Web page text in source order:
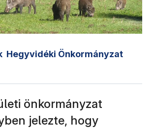
Hegyvidéki Önkormányzat
önkormányzat
jelezte, hogy